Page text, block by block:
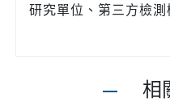
研究單位、第三方檢
相